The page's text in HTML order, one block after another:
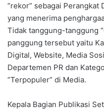
“rekor” sebagai Perangkat
yang menerima
Tidak tanggung-tanggung
panggung tersebut yaitu
Digital, Website, Media
Departemen PR dan
“Terpopuler” di Media.
Kepala Bagian Publikasi